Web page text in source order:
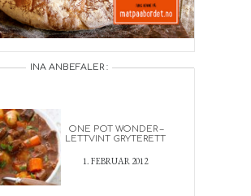
INA ANBEFALER :
ONE POT WONDER –
LETTVINT GRYTERETT
1. FEBRUAR 2012